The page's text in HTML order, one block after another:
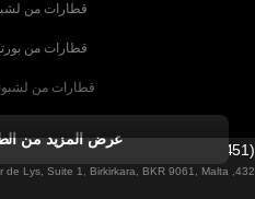
قطارات من
قطارات من
قطارات من لشبونة
قطارات من
قطارات من
عرض المزيد من
Firebird GT Limited (OC 1451)
432, Triq Fleur de Lys, Suite 1, Birkirkara, BKR 9061, Malta